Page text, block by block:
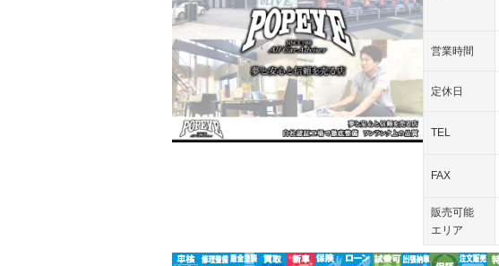
フルフラットシート － チップアップシート
－ シートヒーター － ウォークスルー
－ フロントカメラ シートエアコン
－ ルーフレール － エアサスペンション
営業時間
定休日
TEL
FAX
販売可能
エリア